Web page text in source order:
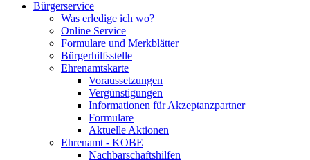
Bürgerservice
Was erledige ich wo?
Online Service
Formulare und Merkblätter
Bürgerhilfsstelle
Ehrenamtskarte
Voraussetzungen
Vergünstigungen
Informationen für Akzeptanzpartner
Formulare
Aktuelle Aktionen
Ehrenamt - KOBE
Nachbarschaftshilfen